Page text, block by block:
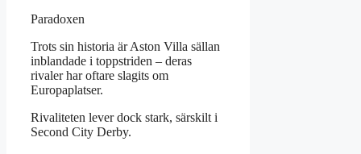
Paradoxen
Trots sin historia är Aston Villa sällan
inblandade i toppstriden – deras
rivaler har oftare slagits om
Europaplatser.
Rivaliteten lever dock stark, särskilt i
Second City Derby.